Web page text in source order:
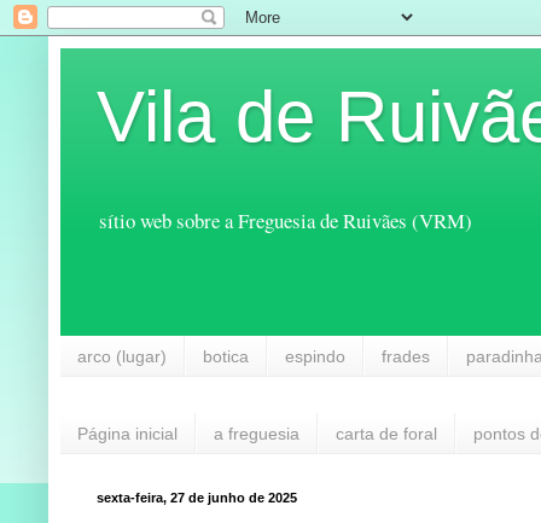
Vila de
sítio web sobre a Freguesia de Ruivães (VRM)
arco (lugar) botica espindo frades
Página inicial a freguesia carta de foral pontos
sexta-feira, 27 de junho de 2025